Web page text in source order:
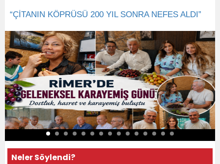
“ÇİTANIN KÖPRÜSÜ 200 YIL SONRA NEFES ALDI”
Neler Söylendi?